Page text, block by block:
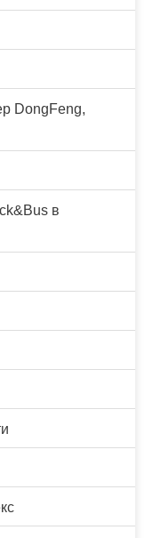
DongFeng,
в